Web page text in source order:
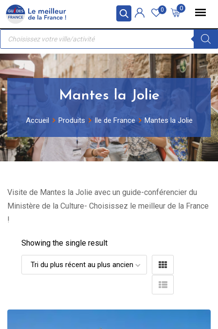
Panneau de gestion des cookies
Skip
content
0
0
Recherche
produits
Mantes la Jolie
Accueil Produits Ile de France Mantes la Jolie
Visite de Mantes la Jolie avec un guide-conférencier du
Ministère de la Culture- Choisissez le meilleur de la France
!
Showing the single result